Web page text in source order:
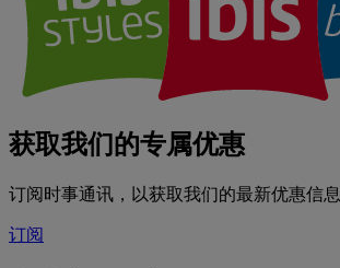
获取我们的专属优惠
订阅时事通讯，以获取我们的最新优惠信息
订阅